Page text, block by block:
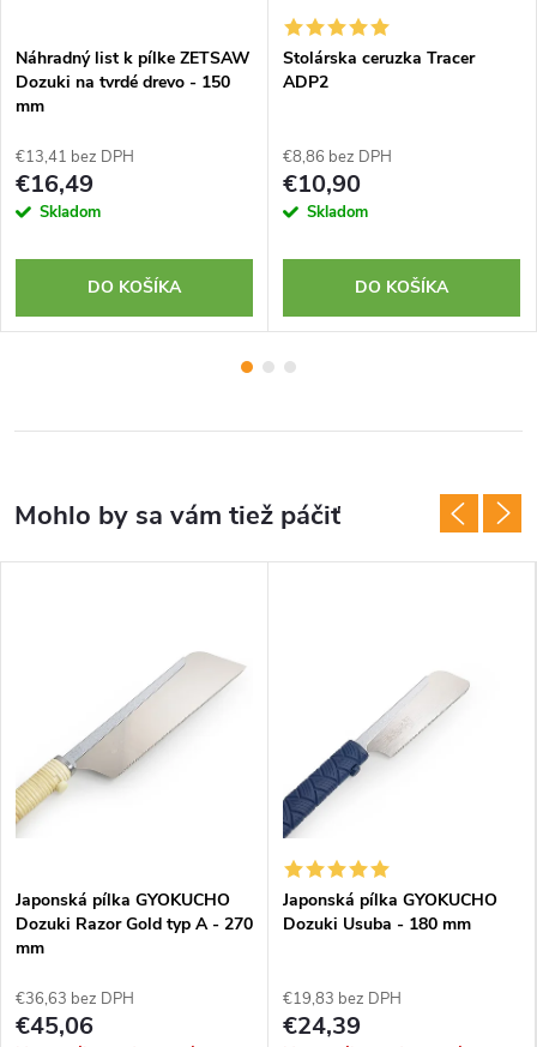
Náhradný list k pílke ZETSAW
Dozuki na tvrdé drevo - 150
mm
€13,41 bez DPH
€16,49
Skladom
DO KOŠÍKA
Stolárska ceruzka Tracer
ADP2
€8,86 bez DPH
€10,90
Skladom
DO KOŠÍKA
Japonská pílka GYOKUCHO
Dozuki Razor Gold typ A - 270
mm
€36,63 bez DPH
€45,06
Japonská pílka GYOKUCHO
Dozuki Usuba - 180 mm
€19,83 bez DPH
€24,39